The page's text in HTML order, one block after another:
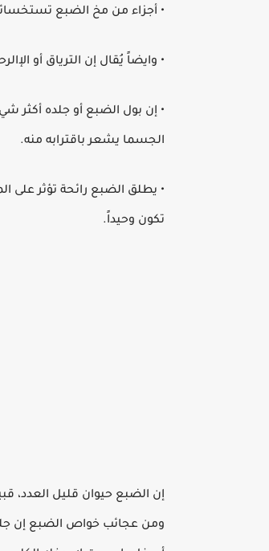
• أجزاء من مخ الضبع
• وايضاً يُقال إن الترياق أو
• إن بول الضبع أو جلده أكثر
الجسما يشعر باقترابه منه.
• يطلق الضبع رائحة تؤثر على
تكون وحيداً.
إن الضبع حيوان قليل العدد،
ومن عجائب خواص الضبع إن